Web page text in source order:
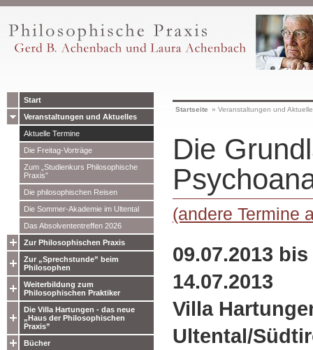
Start
Veranstaltungen und Aktuelles
Aktuelle Termine
Die Freitag-Vorträge
Zum „Studienkurs Philosophische
Praxis”
Die philosophischen Reisen
Die Sommer-Akademie im Ultental
Das Absolvententreffen 2026
Zur Philosophischen Praxis
Zur „Sprechstunde” beim
Philosophen
Weiterbildung zum
Philosophischen Praktiker
Die Villa Hartungen - das neue
„Haus der Philosophischen
Praxis”
Bücher
Startseite » Veranstaltungen und
Die
(andere Termine
09.07.2013 bis
14.07.2013
Villa
Ultental/